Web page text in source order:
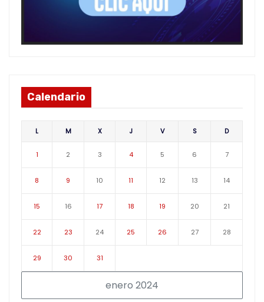
Calendario
enero 2024
L M X J V S D
1 2 3 4 5 6 7
8 9 10 11 12 13 14
15 16 17 18 19 20 21
22 23 24 25 26 27 28
29 30 31